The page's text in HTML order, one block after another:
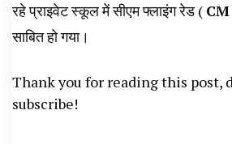
रहे प्राइवेट स्कूल में सीएम फ्लाइंग रेड (
साबित हो गया।
Thank you for reading this post,
subscribe!